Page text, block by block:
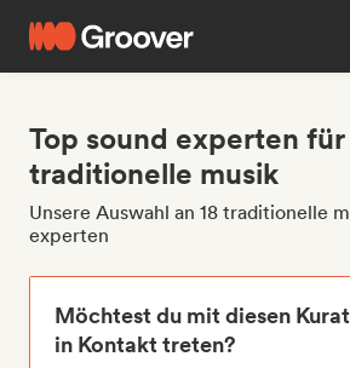
Top sound experten für
traditionelle musik
Unsere Auswahl an 18 traditionelle
experten
Möchtest du mit diesen
in Kontakt treten?